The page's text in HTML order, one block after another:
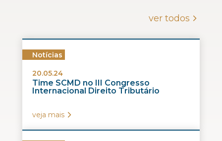
ver todos
Notícias
20.05.24
Time SCMD no III Congresso
Internacional Direito Tributário
veja mais